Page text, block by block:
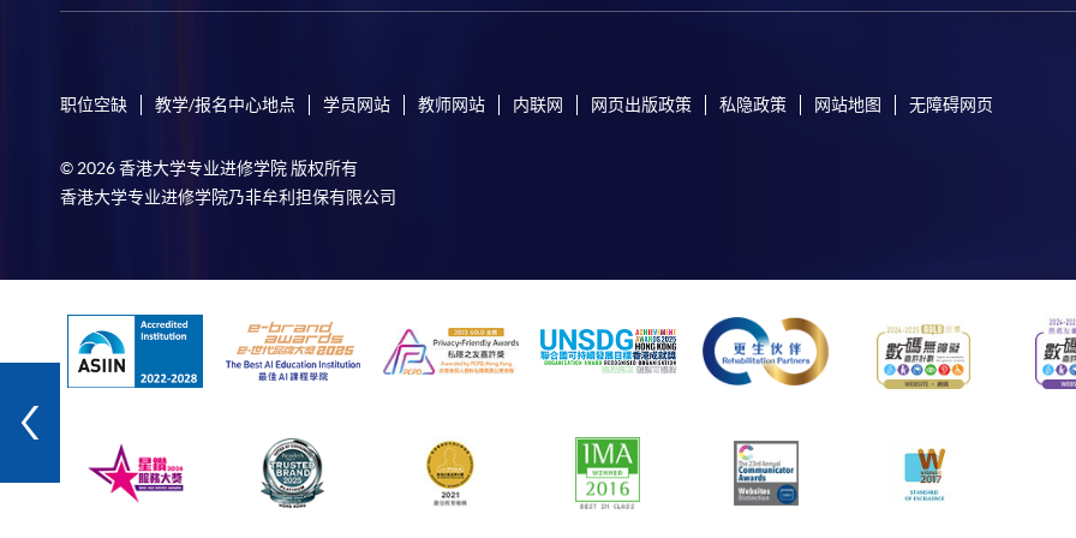
职位空缺 教学/报名中心地点 学员网站 教师网站 内联网 网页出版政策 私隐政策 网站地图 无障碍网页
© 2026 香港大学专业进修学院 版权所有
香港大学专业进修学院乃非牟利担保有限公司